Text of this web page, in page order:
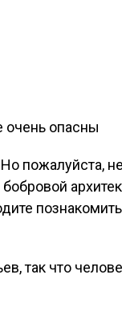
пожалуйста,
так что